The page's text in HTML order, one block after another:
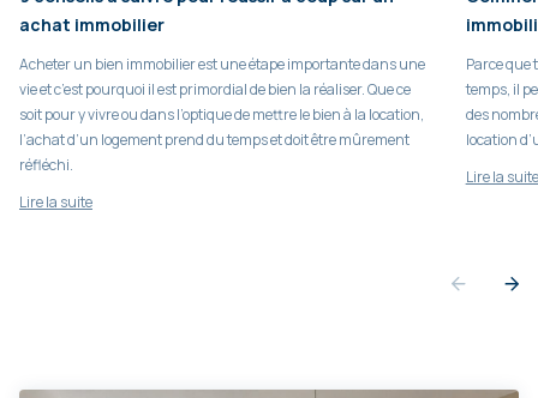
achat immobilier
Acheter un bien immobilier est une étape importante dans une
vie et c’est pourquoi il est primordial de bien la réaliser. Que ce
soit pour y vivre ou dans l’optique de mettre le bien à la location,
l’achat d’un logement prend du temps et doit être mûrement
réfléchi.
Lire la suite
Parce que
temps, il
des
location
Lire la suite